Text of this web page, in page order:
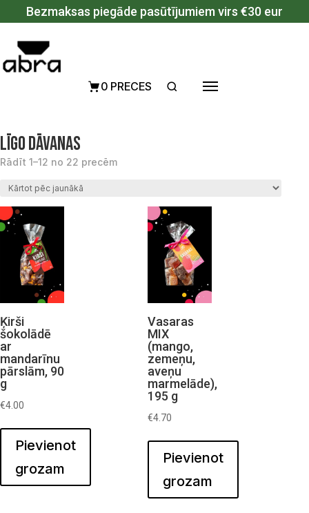
Pāriet uz saturu
Bezmaksas piegāde pasūtījumiem virs €30 eur
0 PRECES
Līgo dāvanas
Rādīt 1–12 no 22 precēmSorted by latest
Ķirši
šokolādē
ar
mandarīnu
pārslām, 90
g
€4.00
Pievienot
grozam
Vasaras
MIX
(mango,
zemeņu,
aveņu
marmelāde),
195 g
€4.70
Pievienot
grozam